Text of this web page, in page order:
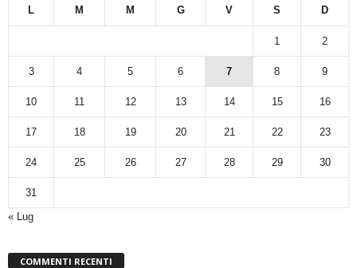
L M M G V S D
1 2
3 4 5 6 7 8 9
10 11 12 13 14 15 16
17 18 19 20 21 22 23
24 25 26 27 28 29 30
31
« Lug
COMMENTI RECENTI